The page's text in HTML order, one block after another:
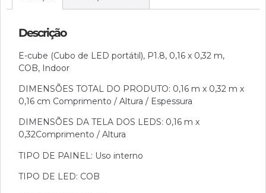
Descrição
E-cube (Cubo de LED portátil), P1.8, 0,16 x 0,32 m,
COB, Indoor
DIMENSÕES TOTAL DO PRODUTO: 0,16 m x 0,32 m x
0,16 cm Comprimento / Altura / Espessura
DIMENSÕES DA TELA DOS LEDS: 0,16 m x
0,32Comprimento / Altura
TIPO DE PAINEL: Uso interno
TIPO DE LED: COB